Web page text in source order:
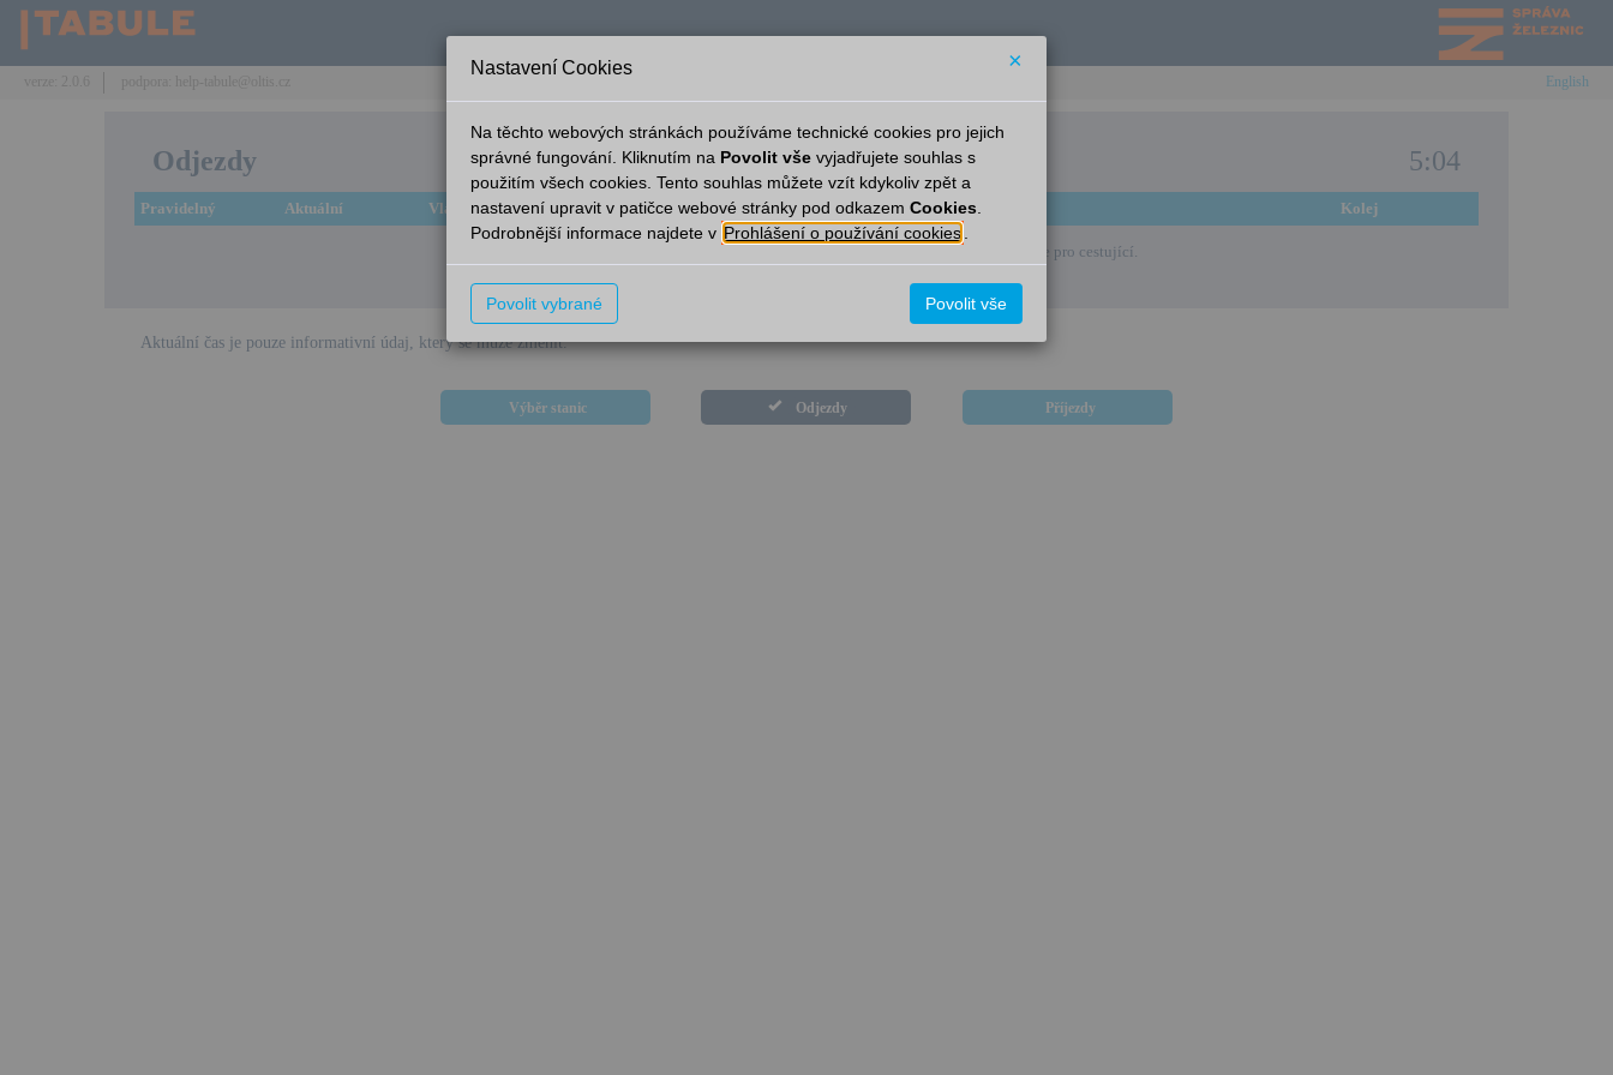
English
Odjezdy Skalsko 5:04
Pravidelný Aktuální Vlak Linka Cíl Kolej
Omlouváme se, v současné době nejsou v této stanici k dispozici elektronické informace pro cestující.
Aktuální čas je pouze informativní údaj, který se může změnit.
Výběr stanic Odjezdy Příjezdy
Nastavení Cookies ×
Na těchto webových stránkách používáme technické cookies pro jejich
správné fungování. Kliknutím na Povolit vše vyjadřujete souhlas s
použitím všech cookies. Tento souhlas můžete vzít kdykoliv zpět a
nastavení upravit v patičce webové stránky pod odkazem Cookies
Podrobnější informace najdete v Prohlášení o používání cookies
Povolit vybrané Povolit vše